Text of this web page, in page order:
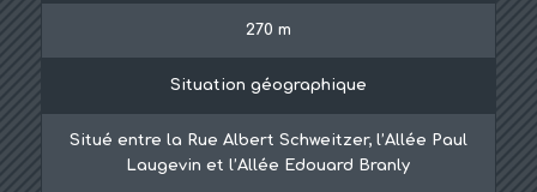
270 m
Situation géographique
Situé entre la Rue Albert Schweitzer, l’Allée Paul
Laugevin et l’Allée Edouard Branly